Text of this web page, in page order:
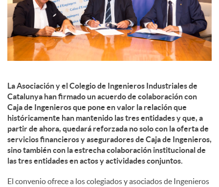
d
e
S
o
c
La Asociación y el Colegio de Ingenieros Industriales de
Catalunya han firmado un acuerdo de colaboración con
Caja de Ingenieros que pone en valor la relación que
históricamente han mantenido las tres entidades y que, a
partir de ahora, quedará reforzada no solo con la oferta de
servicios financieros y aseguradores de Caja de Ingenieros,
sino también con la estrecha colaboración institucional de
las tres entidades en actos y actividades conjuntos.
El convenio ofrece a los colegiados y asociados de Ingenieros